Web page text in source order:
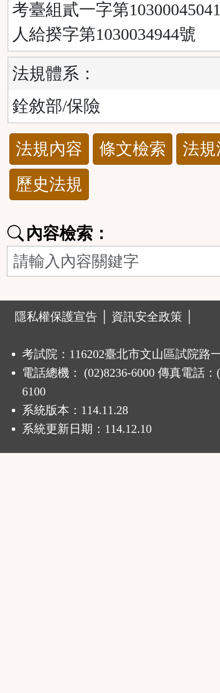
考臺組貳一字第
人給揆字第1030034944號
法規體系：
銓敘部/保險
法
規
功
按
鈕
法規內容 條文檢索
法
歷史法規
內容檢索：
隱私權保護宣告 │ 資訊安全政策 │
考試院：116202臺北市文山區試院路
電話總機： (02)8236-6000 傳真電話：
6100
系統版本： 114.11.28
系統更新日期： 114.12.10